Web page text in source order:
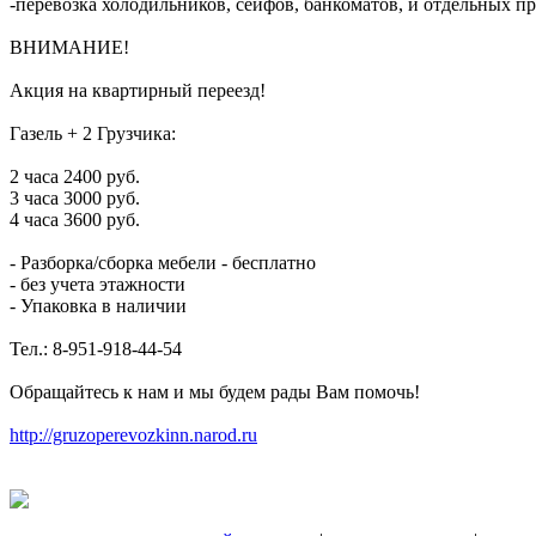
-перевозка холодильников, сейфов, банкоматов, и отдельных
ВНИМАНИЕ!
Акция на квартирный переезд!
Газель + 2 Грузчика:
2 часа 2400 руб.
3 часа 3000 руб.
4 часа 3600 руб.
- Разборка/сборка мебели - бесплатно
- без учета этажности
- Упаковка в наличии
Тел.: 8-951-918-44-54
Обращайтесь к нам и мы будем рады Вам помочь!
http://gruzoperevozkinn.narod.ru